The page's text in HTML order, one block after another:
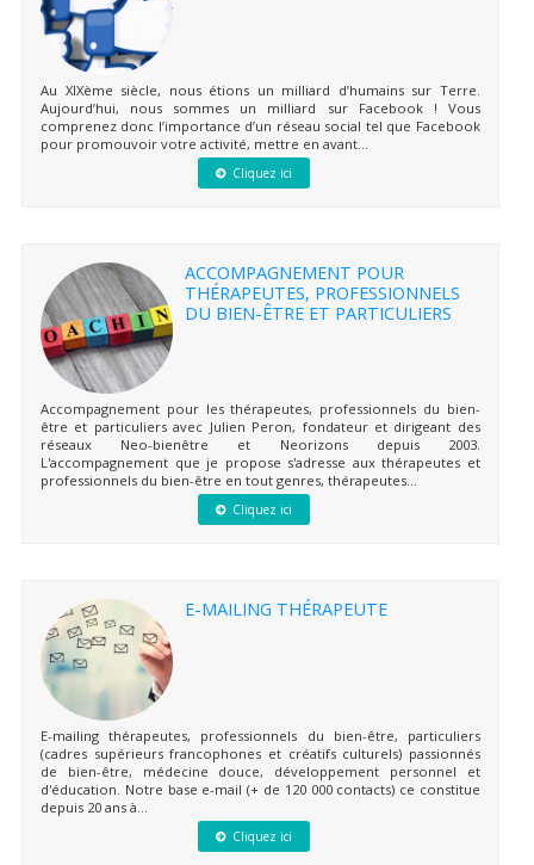
Au XIXème siècle, nous étions un milliard d’humains sur Terre.
Aujourd’hui, nous sommes un milliard sur Facebook ! Vous
comprenez donc l’importance d’un réseau social tel que Facebook
pour promouvoir votre activité, mettre en avant...
Cliquez ici
ACCOMPAGNEMENT POUR
THÉRAPEUTES, PROFESSIONNELS
DU BIEN-ÊTRE ET PARTICULIERS
Accompagnement pour les thérapeutes, professionnels du bien-
être et particuliers avec Julien Peron, fondateur et dirigeant des
réseaux Neo-bienêtre et Neorizons depuis 2003.
L'accompagnement que je propose s'adresse aux thérapeutes et
professionnels du bien-être en tout genres, thérapeutes...
Cliquez ici
E-MAILING THÉRAPEUTE
E-mailing thérapeutes, professionnels du bien-être, particuliers
(cadres supérieurs francophones et créatifs culturels) passionnés
de bien-être, médecine douce, développement personnel et
d'éducation. Notre base e-mail (+ de 120 000 contacts) ce constitue
depuis 20 ans à...
Cliquez ici